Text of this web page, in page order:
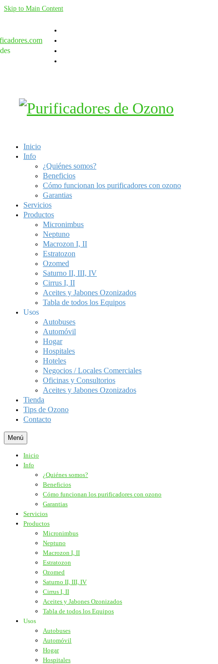
Skip to Main Content
Inicio
Info
¿Quiénes somos?
Beneficios
Cómo funcionan los purificadores con ozono
Garantias
Servicios
Productos
Micronimbus
Neptuno
Macrozon I, II
Estratozon
Ozomed
Saturno II, III, IV
Cirrus I, II
Aceites y Jabones Ozonizados
Tabla de todos los Equipos
Usos
Autobuses
Automóvil
Hogar
Hospitales
Hoteles
Negocios / Locales Comerciales
Oficinas y Consultorios
Aceites y Jabones Ozonizados
Tienda
Tips de Ozono
Contacto
Menú
Inicio
Info
¿Quiénes somos?
Beneficios
Cómo funcionan los purificadores con ozono
Garantias
Servicios
Productos
Micronimbus
Neptuno
Macrozon I, II
Estratozon
Ozomed
Saturno II, III, IV
Cirrus I, II
Aceites y Jabones Ozonizados
Tabla de todos los Equipos
Usos
Autobuses
Automóvil
Hogar
Hospitales